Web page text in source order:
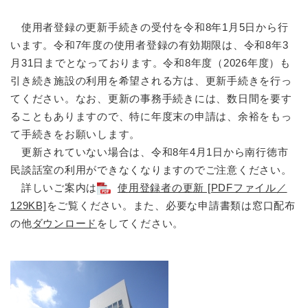
使用者登録の更新手続きの受付を令和8年1月5日から行
います。令和7年度の使用者登録の有効期限は、令和8年3
月31日までとなっております。令和8年度（2026年度）も
引き続き施設の利用を希望される方は、更新手続きを行っ
てください。なお、更新の事務手続きには、数日間を要す
ることもありますので、特に年度末の申請は、余裕をもっ
て手続きをお願いします。
更新されていない場合は、令和8年4月1日から南行徳市
民談話室の利用ができなくなりますのでご注意ください。
詳しいご案内は
使用登録者の更新 [PDFファイル／
129KB] をご覧ください。また、必要な申請書類は窓口配布
の他ダウンロード をしてください。